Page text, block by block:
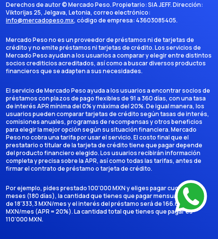
Derechos de autor ©Mercado Peso. Propietario:SIA JEFF. Dirección:
Viktorijas 25, Jelgava, Letonia, correo electrónico:
info@mercadopeso.mx, código de empresa: 43603085405.
Mercado Peso no es un proveedor de préstamos ni de tarjetas de
crédito y no emite préstamos ni tarjetas de crédito. Los servicios de
Mercado Peso ayudan a los usuarios a comparar y elegir entre distintos
socios crediticios acreditados, así como a buscar diversos productos
financieros que se adapten a sus necesidades.
El servicio de Mercado Peso ayuda a los usuarios a encontrar socios de
préstamos con plazos de pago flexibles de 91 a 360 días, con una tasa
de interés APR mínima del 0% y máxima del 20%. De igual manera, los
usuarios pueden comparar tarjetas de crédito según tasas de interés,
comisiones anuales, programas de recompensas y otros beneficios
para elegir la mejor opción según su situación financiera. Mercado
Peso no cobra una tarifa por usar el servicio. El costo final que el
prestatario o titular de la tarjeta de crédito tiene que pagar depende
del producto financiero elegido. Los usuarios recibirán información
completa y precisa sobre la APR, así como todas las tarifas, antes de
firmar el contrato de préstamo o tarjeta de crédito.
Por ejemplo, pides prestado 100'000 MXN y eliges pagar cuotas en 6
meses (180 días), la cantidad que tienes que pagar mensualmente es
de 18'333,3 MXN/mes y el interés del préstamo será de 166.666,7
MXN/mes (APR = 20%). La cantidad total que tienes que pagar es
110'000 MXN.